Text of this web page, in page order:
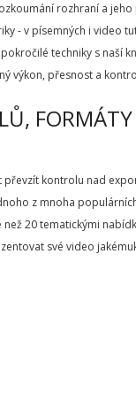
rozhraní a
- v písemných i video
techniky s naší
výkon, přesnost a
kontrolu nad
z mnoha
než 20 tematickými
své video